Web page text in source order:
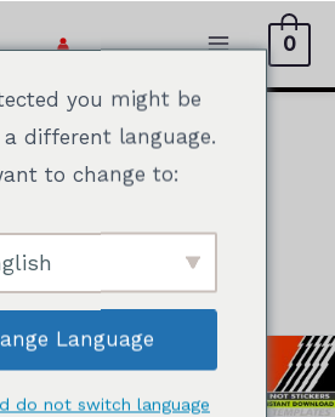
Главное
0
К ПЕЧАТИ ЭСКИЗЫ KTM
you might be
a different language.
to change to:
Language
do not switch language